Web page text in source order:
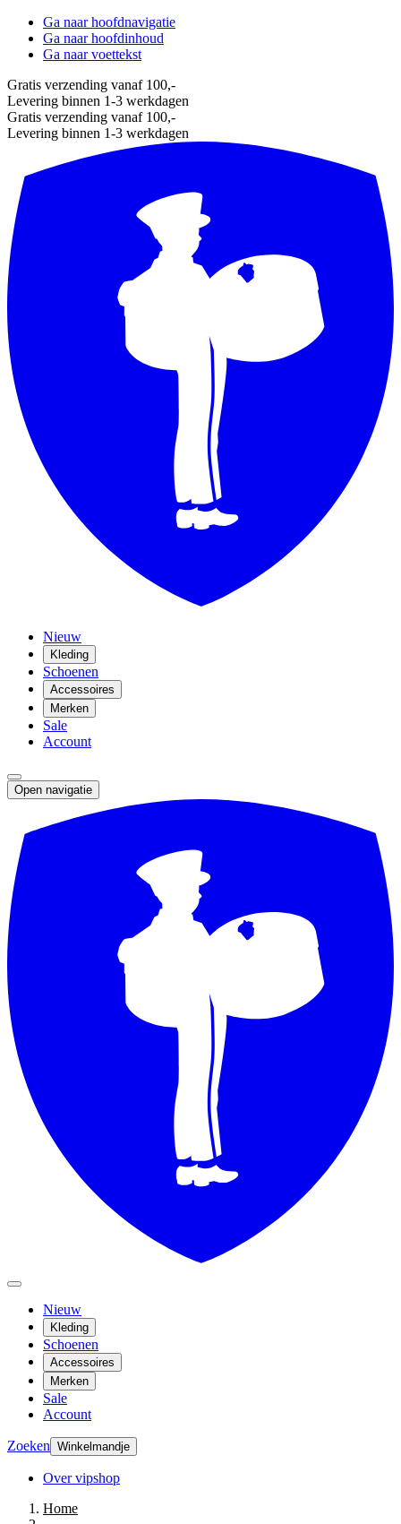
Ga naar hoofdnavigatie
Ga naar hoofdinhoud
Ga naar voettekst
Gratis verzending vanaf 100,-
Levering binnen 1-3 werkdagen
Gratis verzending vanaf 100,-
Levering binnen 1-3 werkdagen
Nieuw
Kleding
Schoenen
Accessoires
Merken
Sale
Account
Open navigatie
Nieuw
Kleding
Schoenen
Accessoires
Merken
Sale
Account
Zoeken Winkelmandje
Over vipshop
Home